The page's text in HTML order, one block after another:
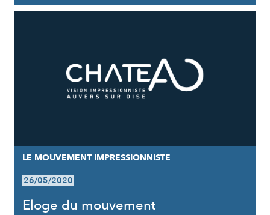
LE MOUVEMENT IMPRESSIONNISTE
26/05/2020
Eloge du mouvement